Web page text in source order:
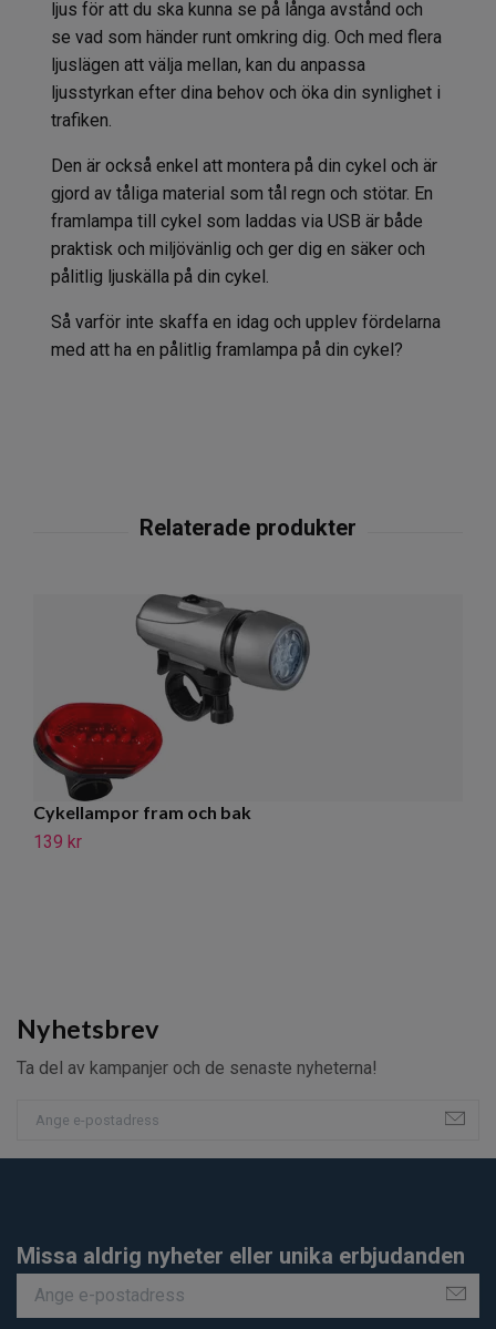
Nyhetsbrev
Ta del av kampanjer och de senaste nyheterna!
ljus för att du ska kunna se på långa avstånd och
se vad som händer runt omkring dig. Och med flera
ljuslägen att välja mellan, kan du anpassa
ljusstyrkan efter dina behov och öka din synlighet i
trafiken.
Den är också enkel att montera på din cykel och är
gjord av tåliga material som tål regn och stötar. En
framlampa till cykel som laddas via USB är både
praktisk och miljövänlig och ger dig en säker och
pålitlig ljuskälla på din cykel.
Så varför inte skaffa en idag och upplev fördelarna
med att ha en pålitlig framlampa på din cykel?
Cykellampor fram och bak
139 kr
Missa aldrig nyheter eller unika erbjudanden